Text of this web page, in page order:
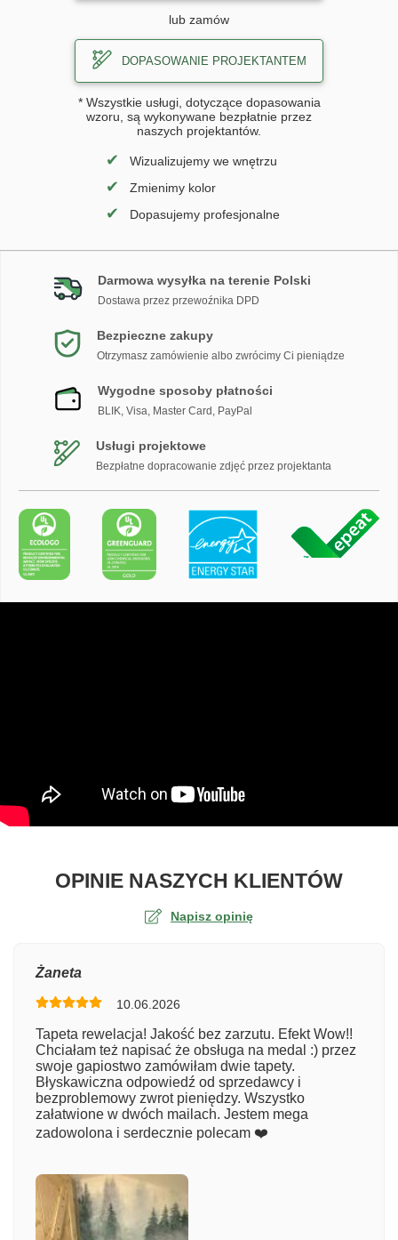
lub zamów
DOPASOWANIE PROJEKTANTEM
* Wszystkie usługi, dotyczące dopasowania
wzoru, są wykonywane bezpłatnie przez
naszych projektantów.
✔ Wizualizujemy we wnętrzu
✔ Zmienimy kolor
✔ Dopasujemy profesjonalne
Darmowa wysyłka na terenie Polski
Dostawa przez przewoźnika DPD
Bezpieczne zakupy
Otrzymasz zamówienie albo zwrócimy Ci pieniądze
Wygodne sposoby płatności
BLIK, Visa, Master Card, PayPal
Usługi projektowe
Bezpłatne dopracowanie zdjęć przez projektanta
OPINIE NASZYCH KLIENTÓWO
Napisz opinię
Numer zamówienia
Imię
Żaneta
10.06.2026
Tapeta rewelacja! Jakość bez zarzutu. Efekt Wow!!
Chciałam też napisać że obsługa na medal :) przez
swoje gapiostwo zamówiłam dwie tapety.
Błyskawiczna odpowiedź od sprzedawcy i
bezproblemowy zwrot pieniędzy. Wszystko
załatwione w dwóch mailach. Jestem mega
zadowolona i serdecznie polecam ❤️